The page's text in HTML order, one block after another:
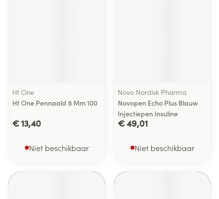
Ht One
Ht One Pennaald 8 Mm 100
€ 13,40
Niet beschikbaar
Novo Nordisk Pharma
Novopen Echo Plus Blauw
Injectiepen Insuline
€ 49,01
Niet beschikbaar